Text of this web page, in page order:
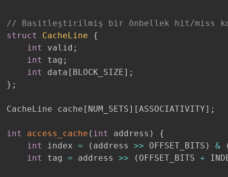
// Basitleştirilmiş bir önbellek hit/miss
struct
CacheLine
{
int
valid ;
int
tag ;
int
data [ BLOCK_SIZE] ;
} ;
CacheLine cache [ NUM_SETS] [ASSOCIATIVITY] ;
int access_cache ( int address )
{
int
index = ( address >> OFFSET_BITS ) &
int
tag = address >> ( OFFSET_BITS +